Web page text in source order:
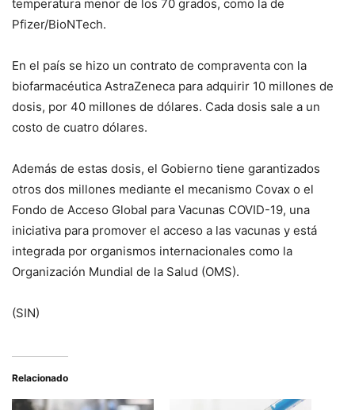
temperatura menor de los 70 grados, como la de
Pfizer/BioNTech.
En el país se hizo un contrato de compraventa con la
biofarmacéutica AstraZeneca para adquirir 10 millones de
dosis, por 40 millones de dólares. Cada dosis sale a un
costo de cuatro dólares.
Además de estas dosis, el Gobierno tiene garantizados
otros dos millones mediante el mecanismo Covax o el
Fondo de Acceso Global para Vacunas COVID-19, una
iniciativa para promover el acceso a las vacunas y está
integrada por organismos internacionales como la
Organización Mundial de la Salud (OMS).
(SIN)
Relacionado